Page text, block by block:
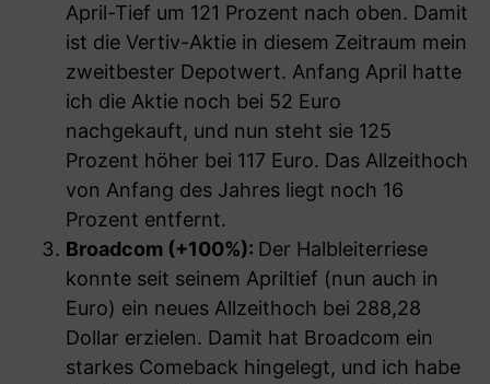
April-Tief um 121 Prozent nach oben. Damit
ist die Vertiv-Aktie in diesem Zeitraum mein
zweitbester Depotwert. Anfang April hatte
ich die Aktie noch bei 52 Euro
nachgekauft, und nun steht sie 125
Prozent höher bei 117 Euro. Das Allzeithoch
von Anfang des Jahres liegt noch 16
Prozent entfernt.
Broadcom (+100%): Der Halbleiterriese
konnte seit seinem Apriltief (nun auch in
Euro) ein neues Allzeithoch bei 288,28
Dollar erzielen. Damit hat Broadcom ein
starkes Comeback hingelegt, und ich habe